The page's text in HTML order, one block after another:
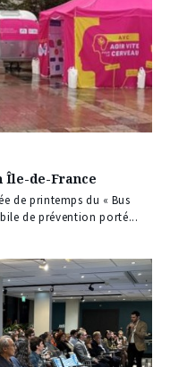
Île-de-France
de printemps du « Bus
de prévention porté...